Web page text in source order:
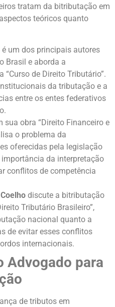
tratam da bitributação em
teóricos quanto
é um dos principais autores
Brasil e aborda a
“Curso de Direito Tributário”.
da tributação e a
entre os entes federativos
sua obra “Direito Financeiro e
o problema da
oferecidas pela legislação
da interpretação
conflitos de competência
discute a bitributação
Tributário Brasileiro”,
nacional quanto a
de evitar esses conflitos
internacionais.
Advogado para
de tributos em